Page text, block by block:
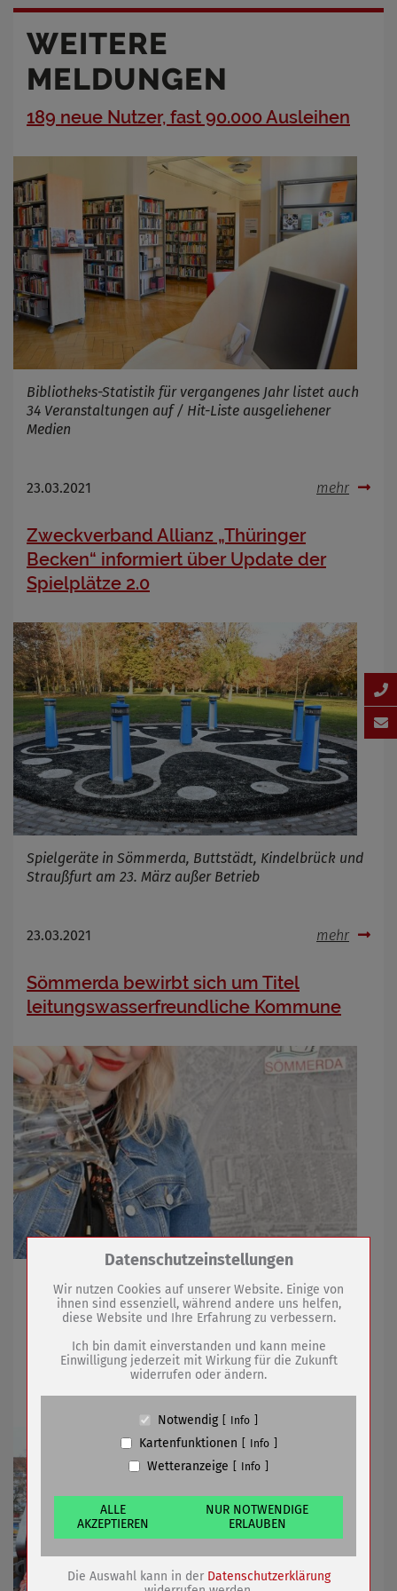
WEITERE
MELDUNGEN
189 neue Nutzer, fast 90.000 Ausleihen
Bibliotheks-Statistik für vergangenes Jahr listet auch
34 Veranstaltungen auf / Hit-Liste ausgeliehener
Medien
23.03.2021 mehr
Zweckverband Allianz „Thüringer
Becken“ informiert über Update der
Spielplätze 2.0
Spielgeräte in Sömmerda, Buttstädt, Kindelbrück und
Straußfurt am 23. März außer Betrieb
23.03.2021 mehr
Sömmerda bewirbt sich um Titel
leitungswasserfreundliche Kommune
Weltwassertag am 22. März wird als Anlass genutzt
22.03.2021 mehr
Zum Betrieb der Seite notwendige Cookies /
Name
PHP Session Cookie
Anbieter
Eigentümer dieser Website (Wenko-
Wenselaar GmbH & Co. KG)
Absicherung Kontaktformular / SPAM
Cookiespeicherung Entscheidungscookie
Anbieter
Eigentümer dieser Website (Wenko-
Wenselaar GmbH & Co. KG)
Zweck
Speichert die Einstellungen der Besucher
bezüglich der Speicherung von Cookies.
Cookie Name
dywc
Cookie Laufzeit
1 Jahr
Datenschutzeinstellungen
Wir nutzen Cookies auf unserer Website. Einige von
ihnen sind essenziell, während andere uns helfen,
diese Website und Ihre Erfahrung zu verbessern.
Ich bin damit einverstanden und kann meine
Einwilligung jederzeit mit Wirkung für die Zukunft
widerrufen oder ändern.
Notwendig Info
Kartenfunktionen Info
Wetteranzeige Info
ALLE
AKZEPTIEREN
NUR NOTWENDIGE
ERLAUBEN
Die Auswahl kann in der Datenschutzerklärung